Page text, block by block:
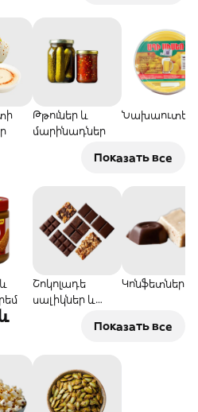
Թթուներ և
մարինադներ
Показать все
Շոկոլադե
սալիկներ և
Կոնֆետներ
Показать все